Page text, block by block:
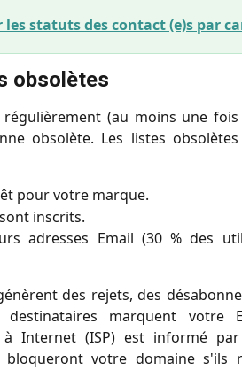
les statuts des contact (e)s par
obsolètes
régulièrement (au moins une
obsolète. Les listes
pour votre marque.
inscrits.
adresses Email (30 % des
des rejets, des
destinataires marquent votre
à Internet (ISP) est informé
bloqueront votre domaine s'ils